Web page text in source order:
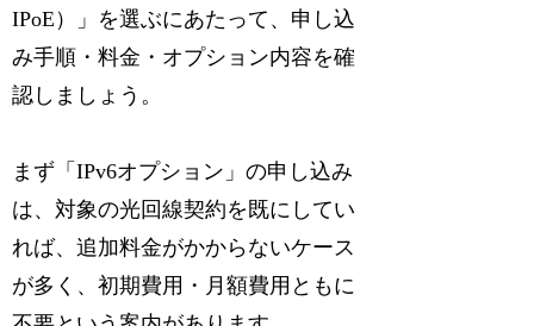
IPoE）」を選ぶにあたって、申し込
み手順・料金・オプション内容を確
認しましょう。
まず「IPv6オプション」の申し込み
は、対象の光回線契約を既にしてい
れば、追加料金がかからないケース
が多く、初期費用・月額費用ともに